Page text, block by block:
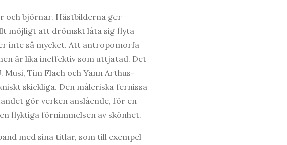
och björnar. Hästbilderna ger
möjligt att drömskt låta sig flyta
inte så mycket. Att antropomorfa
är lika ineffektiv som uttjatad. Det
Tim Flach och Yann Arthus-
skickliga. Den måleriska fernissa
gör verken anslående, för en
flyktiga förnimmelsen av skönhet.
med sina titlar, som till exempel